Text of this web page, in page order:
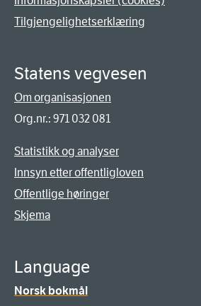
Tilgjengelighetserklæring
Statens vegvesen
Om organisasjonen
Org.nr.: 971 032 081
Statistikk og analyser
Innsyn etter offentligloven
Offentlige høringer
Skjema
Language
Norsk bokmål